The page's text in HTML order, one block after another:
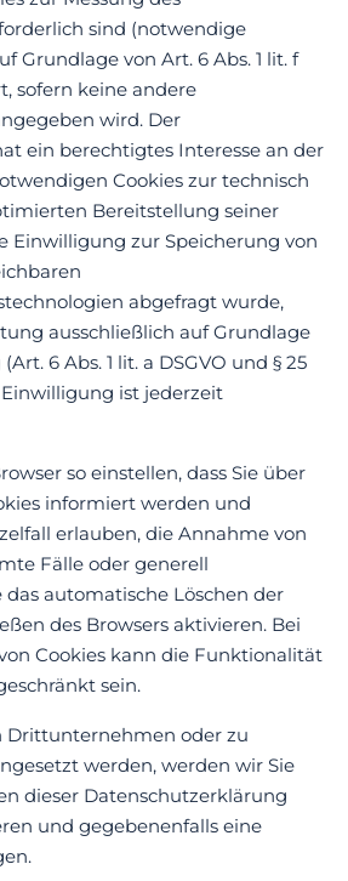
sind (notwendige
Grundlage von Art. 6 Abs. 1 lit. f
sofern keine andere
wird. Der
ein berechtigtes Interesse an der
Cookies zur technisch
Bereitstellung seiner
Einwilligung zur Speicherung von
abgefragt wurde,
ausschließlich auf Grundlage
6 Abs. 1 lit. a DSGVO und § 25
Einwilligung ist jederzeit
so einstellen, dass Sie über
informiert werden und
erlauben, die Annahme von
Fälle oder generell
das automatische Löschen der
des Browsers aktivieren. Bei
Cookies kann die Funktionalität
sein.
Drittunternehmen oder zu
werden, werden wir Sie
dieser Datenschutzerklärung
und gegebenenfalls eine